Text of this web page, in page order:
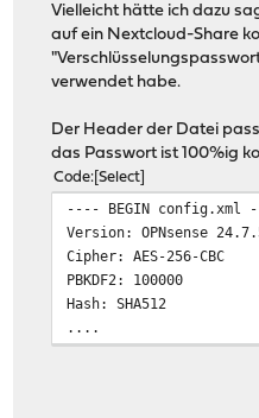
Vielleicht hätte ich dazu
auf ein Nextcloud-Share
verwendet habe.
Der Header der Datei
das Passwort ist 100%ig
Code Select
---- BEGIN config.xml
Version: OPNsense
Cipher: AES-256-CBC
PBKDF2: 100000
Hash: SHA512
....